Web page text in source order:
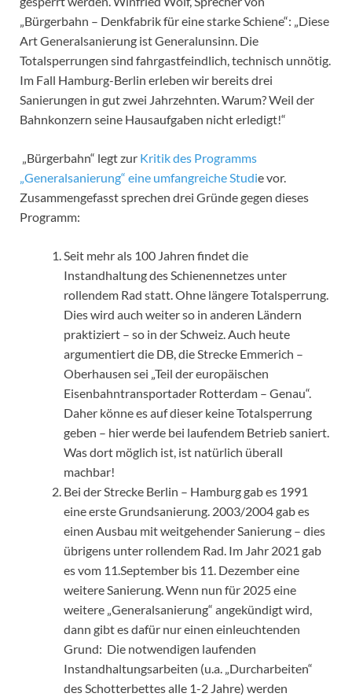
„Bürgerbahn – Denkfabrik für eine starke Schiene“: „Diese
Art Generalsanierung ist Generalunsinn. Die
Totalsperrungen sind fahrgastfeindlich, technisch unnötig.
Im Fall Hamburg-Berlin erleben wir bereits drei
Sanierungen in gut zwei Jahrzehnten. Warum? Weil der
Bahnkonzern seine Hausaufgaben nicht erledigt!“
„Bürgerbahn“ legt zur Kritik des Programms
„Generalsanierung“ eine umfangreiche Studie vor.
Zusammengefasst sprechen drei Gründe gegen dieses
Programm:
Seit mehr als 100 Jahren findet die
Instandhaltung des Schienennetzes unter
rollendem Rad statt. Ohne längere Totalsperrung.
Dies wird auch weiter so in anderen Ländern
praktiziert – so in der Schweiz. Auch heute
argumentiert die DB, die Strecke Emmerich –
Oberhausen sei „Teil der europäischen
Eisenbahntransportader Rotterdam – Genau“.
Daher könne es auf dieser keine Totalsperrung
geben – hier werde bei laufendem Betrieb saniert.
Was dort möglich ist, ist natürlich überall
machbar!
Bei der Strecke Berlin – Hamburg gab es 1991
eine erste Grundsanierung. 2003/2004 gab es
einen Ausbau mit weitgehender Sanierung – dies
übrigens unter rollendem Rad. Im Jahr 2021 gab
es vom 11.September bis 11. Dezember eine
weitere Sanierung. Wenn nun für 2025 eine
weitere „Generalsanierung“ angekündigt wird,
dann gibt es dafür nur einen einleuchtenden
Grund: Die notwendigen laufenden
Instandhaltungsarbeiten (u.a. „Durcharbeiten“
des Schotterbettes alle 1-2 Jahre) werden